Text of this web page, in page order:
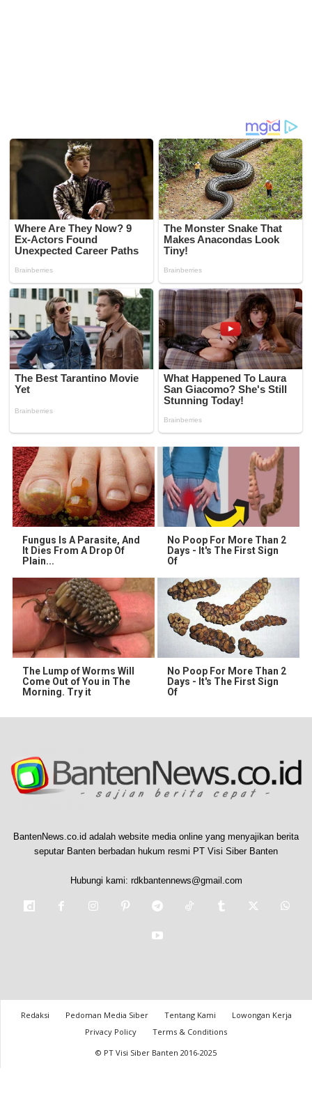
Fungus Is A Parasite, And
It Dies From A Drop Of
Plain...
No Poop For More Than 2
Days - It's The First Sign
Of
The Lump of Worms Will
Come Out of You in The
Morning. Try it
No Poop For More Than 2
Days - It's The First Sign
Of
BantenNews.co.id adalah website media online yang menyajikan berita
seputar Banten berbadan hukum resmi PT Visi Siber Banten
Hubungi kami: rdkbantennews@gmail.com
Redaksi Pedoman Media Siber Tentang Kami
Lowongan Kerja
Privacy Policy
Terms & Conditions
© PT Visi Siber Banten 2016-2025